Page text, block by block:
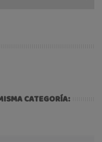
CATEGORÍA: